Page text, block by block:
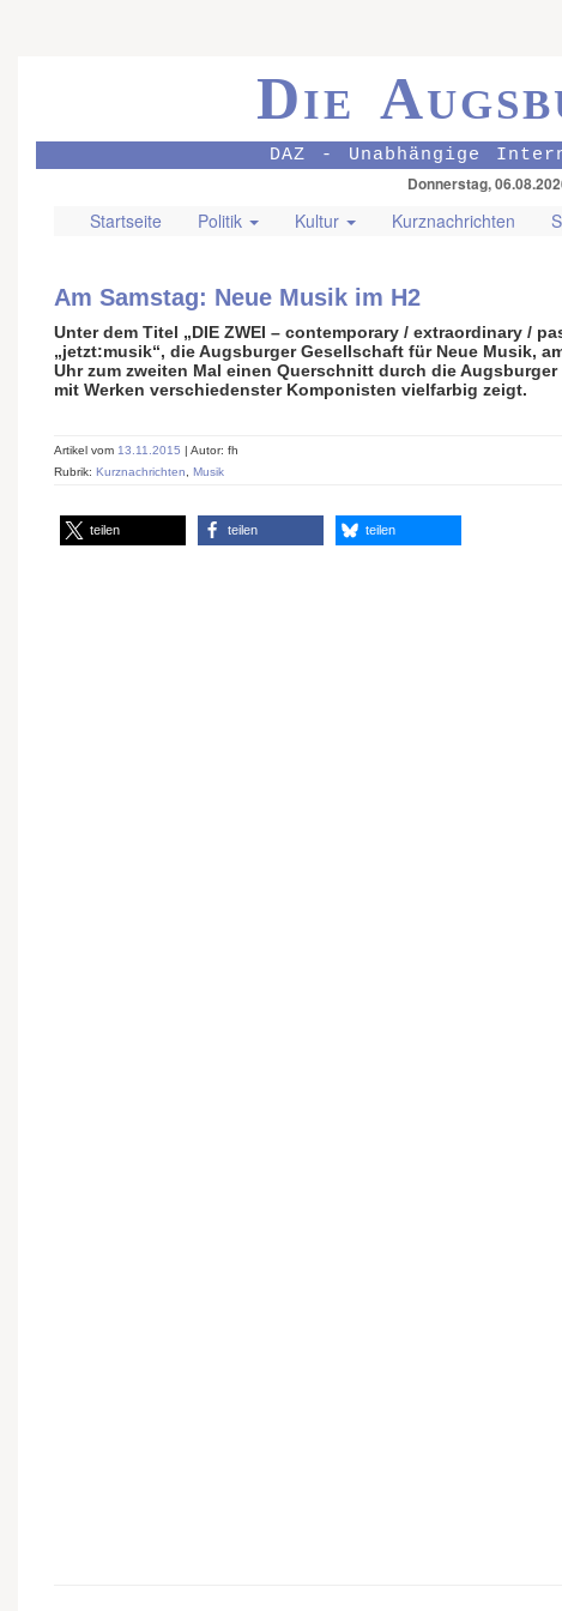
Die
DAZ - Unabhängige
Donnerstag,
Startseite Politik Kultur Kurznachrichten
Am Samstag: Neue Musik im H2
Unter dem Titel „DIE ZWEI – contemporary / extraordinary /
„jetzt:musik“, die Augsburger Gesellschaft für Neue Musik,
Uhr zum zweiten Mal einen Querschnitt durch die
mit Werken verschiedenster Komponisten vielfarbig zeigt.
Artikel vom 13.11.2015 | Autor: fh
Rubrik: Kurznachrichten Musik
teilen teilen teilen